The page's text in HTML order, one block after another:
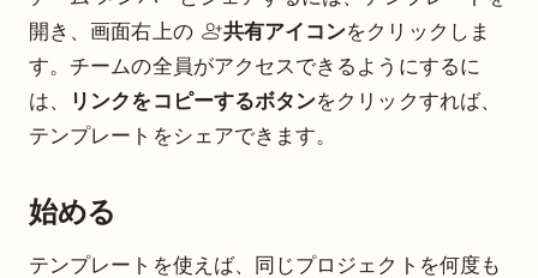
開き、画面右上の
共有アイコンをクリックしま
す。チームの全員がアクセスできるようにするに
は、
リンクをコピーするボタンをクリックすれば、
テンプレートをシェアできます。
始める
テンプレートを使えば、同じプロジェクトを何度も